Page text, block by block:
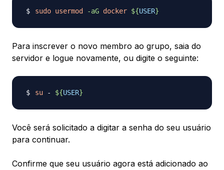
sudo usermod -aG docker ${USER}
Para inscrever o novo membro ao grupo, saia do
servidor e logue novamente, ou digite o seguinte:
su - ${USER}
Você será solicitado a digitar a senha do seu usuário
para continuar.
Confirme que seu usuário agora está adicionado ao